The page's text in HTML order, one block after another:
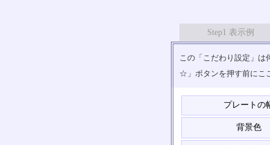
Step1 表示例
この「こだわり設定」は
☆」ボタンを押す前にこ
プレートの
背景色